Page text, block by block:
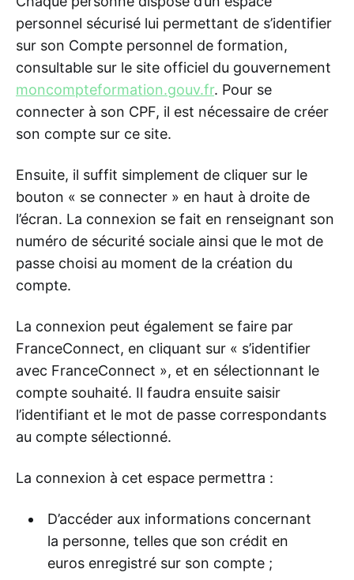
personnel sécurisé lui permettant de s’identifier
sur son Compte personnel de formation,
consultable sur le site officiel du gouvernement
moncompteformation.gouv.fr. Pour se
connecter à son CPF, il est nécessaire de créer
son compte sur ce site.
Ensuite, il suffit simplement de cliquer sur le
bouton « se connecter » en haut à droite de
l’écran. La connexion se fait en renseignant son
numéro de sécurité sociale ainsi que le mot de
passe choisi au moment de la création du
compte.
La connexion peut également se faire par
FranceConnect, en cliquant sur « s’identifier
avec FranceConnect », et en sélectionnant le
compte souhaité. Il faudra ensuite saisir
l’identifiant et le mot de passe correspondants
au compte sélectionné.
La connexion à cet espace permettra :
D’accéder aux informations concernant
la personne, telles que son crédit en
euros enregistré sur son compte ;